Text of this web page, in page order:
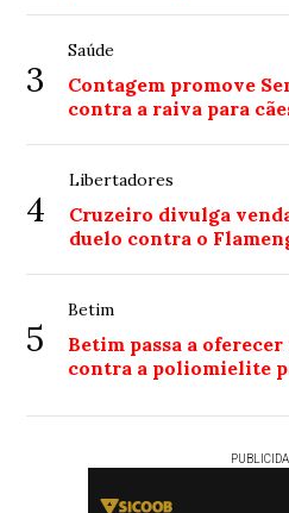
3
Saúde
Contagem promove
contra a raiva para
4
Libertadores
Cruzeiro divulga
duelo contra o
5
Betim
Betim passa a
contra a poliomielite